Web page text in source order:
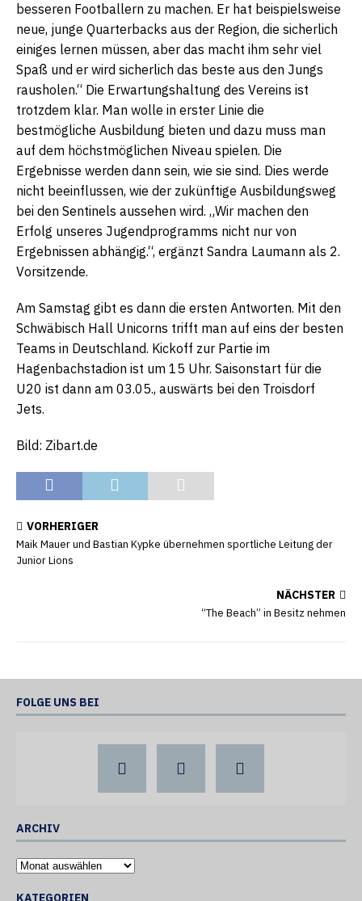
besseren Footballern zu machen. Er hat beispielsweise
neue, junge Quarterbacks aus der Region, die sicherlich
einiges lernen müssen, aber das macht ihm sehr viel
Spaß und er wird sicherlich das beste aus den Jungs
rausholen.“ Die Erwartungshaltung des Vereins ist
trotzdem klar. Man wolle in erster Linie die
bestmögliche Ausbildung bieten und dazu muss man
auf dem höchstmöglichen Niveau spielen. Die
Ergebnisse werden dann sein, wie sie sind. Dies werde
nicht beeinflussen, wie der zukünftige Ausbildungsweg
bei den Sentinels aussehen wird. „Wir machen den
Erfolg unseres Jugendprogramms nicht nur von
Ergebnissen abhängig.“, ergänzt Sandra Laumann als 2.
Vorsitzende.
Am Samstag gibt es dann die ersten Antworten. Mit den
Schwäbisch Hall Unicorns trifft man auf eins der besten
Teams in Deutschland. Kickoff zur Partie im
Hagenbachstadion ist um 15 Uhr. Saisonstart für die
U20 ist dann am 03.05., auswärts bei den Troisdorf
Jets.
Bild: Zibart.de
VORHERIGER
Maik Mauer und Bastian Kypke übernehmen sportliche Leitung der
Junior Lions
NÄCHSTER
“The Beach” in Besitz nehmen
FOLGE UNS BEI
ARCHIV
KATEGORIEN